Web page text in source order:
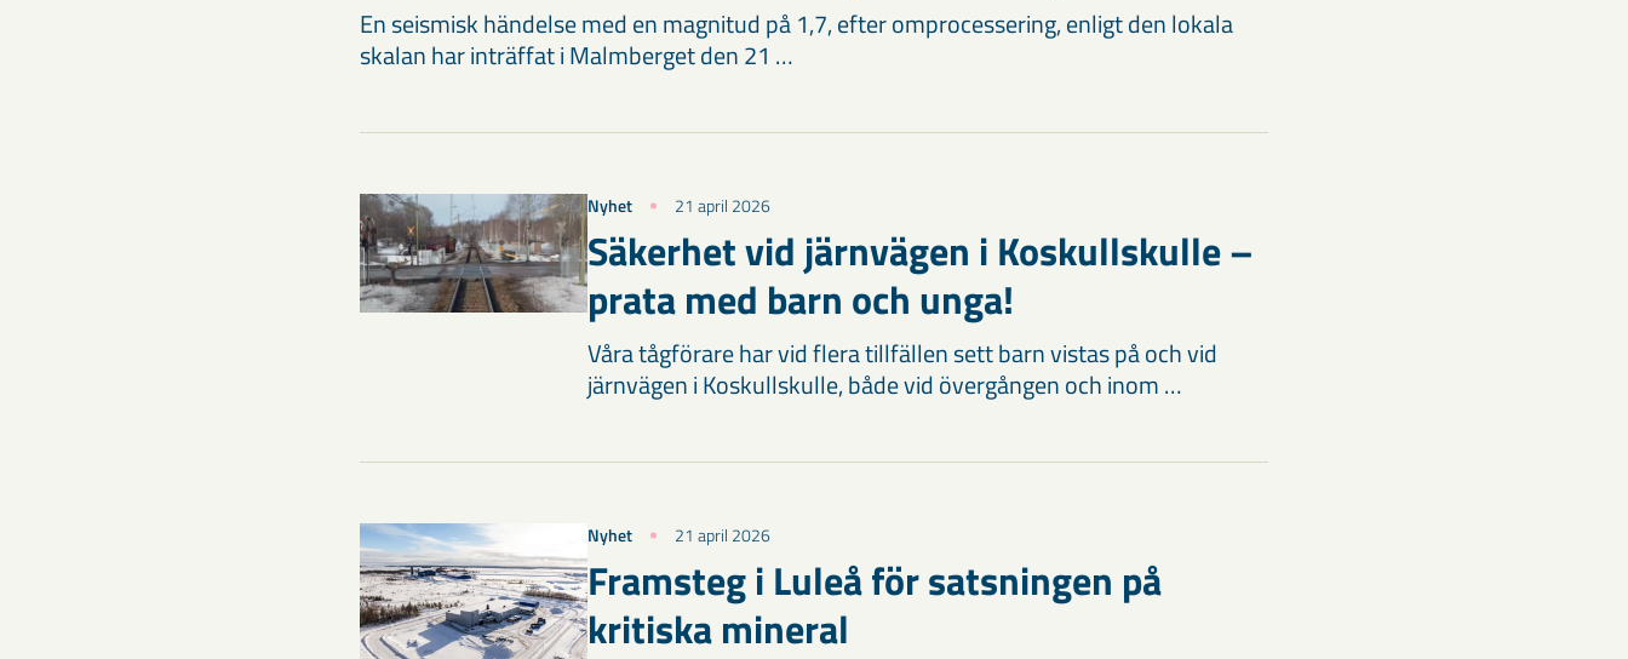
En seismisk händelse med en magnitud på 1,7, efter omprocessering, enligt den lokala
skalan har inträffat i Malmberget den 21 …
Nyhet 21 april 2026
Säkerhet vid järnvägen i Koskullskulle –
prata med barn och unga!
Våra tågförare har vid flera tillfällen sett barn vistas på och vid
järnvägen i Koskullskulle, både vid övergången och inom …
Nyhet 21 april 2026
Framsteg i Luleå för satsningen på
kritiska mineral